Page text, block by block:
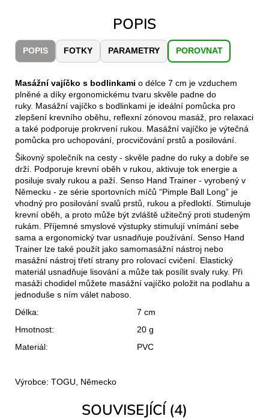
POPIS
POPIS FOTKY PARAMETRY POROVNAT
Masážní vajíčko s bodlinkami o délce 7 cm je vzduchem
plněné a díky ergonomickému tvaru skvěle padne do
ruky. Masážní vajíčko s bodlinkami je ideální pomůcka pro
zlepšení krevního oběhu, reflexní zónovou masáž, pro relaxaci
a také podporuje prokrvení rukou. Masážní vajíčko je výtečná
pomůcka pro uchopování, procvičování prstů a posilování.
Šikovný společník na cesty - skvěle padne do ruky a dobře se
drží. Podporuje krevní oběh v rukou, aktivuje tok energie a
posiluje svaly rukou a paží. Senso Hand Trainer - vyrobený v
Německu - ze série sportovních míčů “Pimple Ball Long” je
vhodný pro posilování svalů prstů, rukou a předloktí. Stimuluje
krevní oběh, a proto může být zvláště užitečný proti studeným
rukám. Příjemné smyslové výstupky stimulují vnímání sebe
sama a ergonomický tvar usnadňuje používání. Senso Hand
Trainer lze také použít jako samomasážní nástroj nebo
masážní nástroj třetí strany pro rolovací cvičení. Elastický
materiál usnadňuje lisování a může tak posílit svaly ruky. Při
masáži chodidel můžete masážní vajíčko položit na podlahu a
jednoduše s ním válet naboso.
Délka:
7 cm
Hmotnost:
20 g
Materiál:
PVC
Výrobce: TOGU, Německo
SOUVISEJÍCÍ (4)
CARNOSPORT
GEL
100
899
Kč